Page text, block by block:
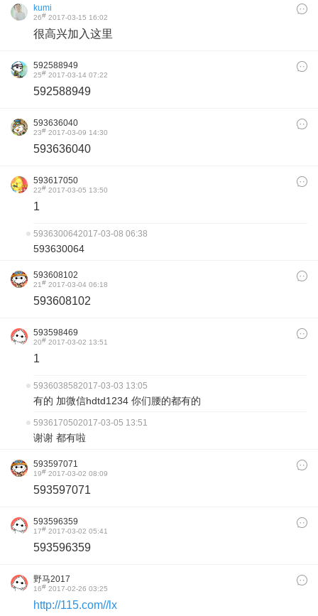
kumi
26# 2017-03-15 16:02
很高兴加入这里
592588949
25# 2017-03-14 07:22
592588949
593636040
23# 2017-03-09 14:30
593636040
593617050
22# 2017-03-05 13:50
1
5936300642017-03-08 06:38
593630064
593608102
21# 2017-03-04 06:18
593608102
593598469
20# 2017-03-02 13:51
1
5936038582017-03-03 13:05
有的 加微信hdtd1234 你们腰的都有的
5936170502017-03-05 13:51
谢谢 都有啦
593597071
19# 2017-03-02 08:09
593597071
593596359
17# 2017-03-02 05:41
593596359
野马2017
16# 2017-02-26 03:25
http://115.com//lx